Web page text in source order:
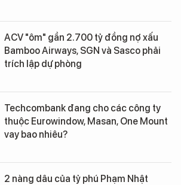
ACV "ôm" gần 2.700 tỷ đồng nợ xấu
Bamboo Airways, SGN và Sasco phải
trích lập dự phòng
Techcombank đang cho các công ty
thuộc Eurowindow, Masan, One Mount
vay bao nhiêu?
2 nàng dâu của tỷ phú Phạm Nhật